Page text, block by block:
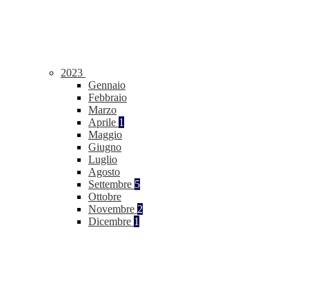
2023
Gennaio
Febbraio
Marzo
Aprile 1
Maggio
Giugno
Luglio
Agosto
Settembre 5
Ottobre
Novembre 2
Dicembre 1